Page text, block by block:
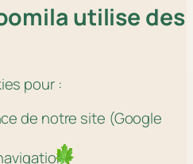
utilise des
pour :
de notre site (Google